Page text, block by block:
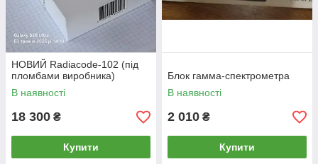
НОВИЙ Radiacode-102 (під
пломбами виробника)
В наявності
18 300 ₴
Купити
Блок гамма-спектрометра
В наявності
2 010 ₴
Купити